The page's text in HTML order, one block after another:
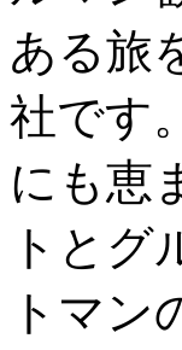
ある旅
社です
にも恵
トとグ
トマン